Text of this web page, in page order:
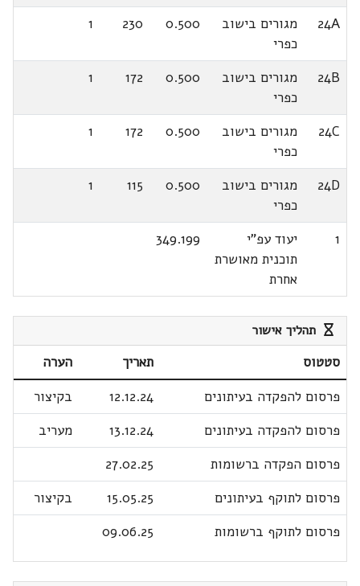
24A
מגורים בישוב
כפרי
0.500
230
1
24B
מגורים בישוב
כפרי
0.500
172
1
24C
מגורים בישוב
כפרי
0.500
172
1
24D
מגורים בישוב
כפרי
0.500
115
1
1
יעוד עפ"י
תוכנית מאושרת
אחרת
349.199
תהליך אישור
סטטוס תאריך
הערה
פרסום להפקדה בעיתונים
12.12.24
בקיצור
פרסום להפקדה בעיתונים
13.12.24
מעריב
פרסום הפקדה ברשומות
27.02.25
פרסום לתוקף בעיתונים
15.05.25
בקיצור
פרסום לתוקף ברשומות
09.06.25